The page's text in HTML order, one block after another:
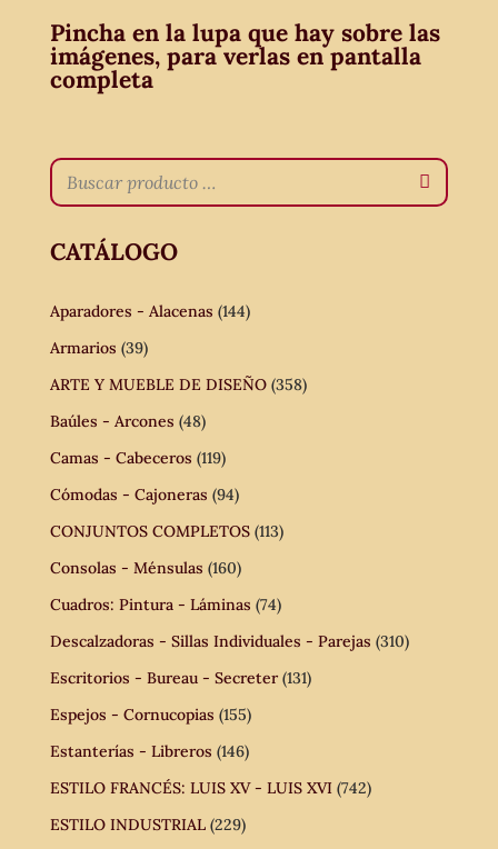
Pincha en la lupa que hay sobre las
imágenes, para verlas en pantalla
completa
CATÁLOGO
Aparadores - Alacenas (144)
Armarios (39)
ARTE Y MUEBLE DE DISEÑO (358)
Baúles - Arcones (48)
Camas - Cabeceros (119)
Cómodas - Cajoneras (94)
CONJUNTOS COMPLETOS (113)
Consolas - Ménsulas (160)
Cuadros: Pintura - Láminas (74)
Descalzadoras - Sillas Individuales - Parejas (310)
Escritorios - Bureau - Secreter (131)
Espejos - Cornucopias (155)
Estanterías - Libreros (146)
ESTILO FRANCÉS: LUIS XV - LUIS XVI (742)
ESTILO INDUSTRIAL (229)